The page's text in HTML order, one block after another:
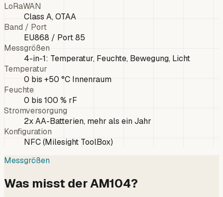
LoRaWAN
Class A, OTAA
Band / Port
EU868 / Port 85
Messgrößen
4-in-1: Temperatur, Feuchte, Bewegung, Licht
Temperatur
0 bis +50 °C Innenraum
Feuchte
0 bis 100 % rF
Stromversorgung
2x AA-Batterien, mehr als ein Jahr
Konfiguration
NFC (Milesight ToolBox)
Messgrößen
Was misst der AM104?